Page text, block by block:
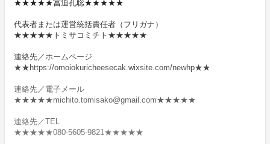
★★★★★冨迫孔聡★★★★★
代表者または運営統括責任者（フリガナ）
★★★★★トミサコミチト★★★★★
連絡先／ホームページ
★★https://omoiokuricheesecak.wixsite.com/newhp★★
連絡先／電子メール
★★★★★michito.tomisako@gmail.com★★★★★
連絡先／TEL
★★★★★080-5605-9821★★★★★